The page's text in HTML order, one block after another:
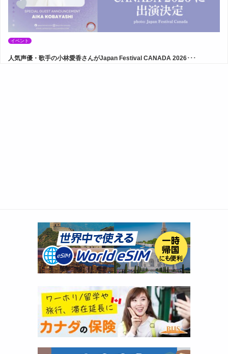
イベント
人気声優・歌手の小林愛香さんがJapan Festival CANADA 2026･･･